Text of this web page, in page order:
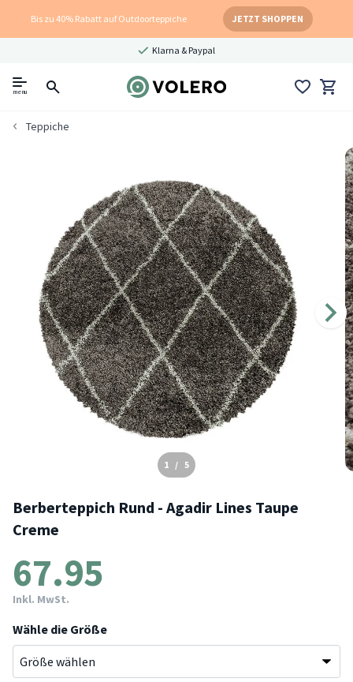
Bis zu 40% Rabatt auf Outdoorteppiche JETZT SHOPPEN
Klarna & Paypal
menu
Teppiche
1 / 5
Berberteppich Rund - Agadir Lines Taupe
Creme
67.95
Inkl. MwSt.
Wähle die Größe